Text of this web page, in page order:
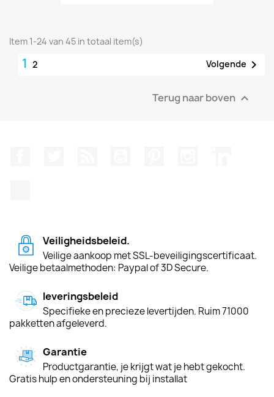
Item 1-24 van 45 in totaal item(s)
1 2 Volgende 
Terug naar boven 
Veiligheidsbeleid.
Veilige aankoop met SSL-beveiligingscertificaat.
Veilige betaalmethoden: Paypal of 3D Secure.
leveringsbeleid
Specifieke en precieze levertijden. Ruim 71000
pakketten afgeleverd.
Garantie
Productgarantie, je krijgt wat je hebt gekocht.
Gratis hulp en ondersteuning bij installat